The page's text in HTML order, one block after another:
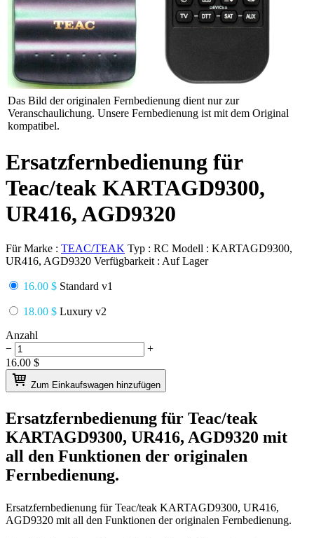
Das Bild der originalen Fernbedienung dient nur zur
Veranschaulichung. Unsere Fernbedienung ist mit dem Original
kompatibel.
Ersatzfernbedienung für
Teac/teak KARTAGD9300,
UR416, AGD9320
Für Marke : TEAC/TEAK Typ : RC Modell : KARTAGD9300,
UR416, AGD9320 Verfügbarkeit : Auf Lager
16.00 $ Standard v1
18.00 $ Luxury v2
Anzahl
−
+
16.00 $
Zum Einkaufswagen hinzufügen
Ersatzfernbedienung für Teac/teak
KARTAGD9300, UR416, AGD9320 mit
all den Funktionen der originalen
Fernbedienung.
Ersatzfernbedienung fürTeac/teak KARTAGD9300, UR416,
AGD9320 mit all den Funktionen der originalen Fernbedienung.